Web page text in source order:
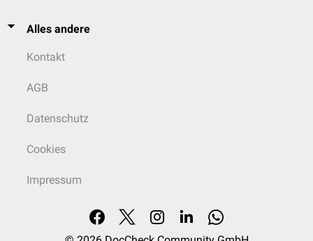
Alles andere
Kontakt
AGB
Datenschutz
Cookies
Impressum